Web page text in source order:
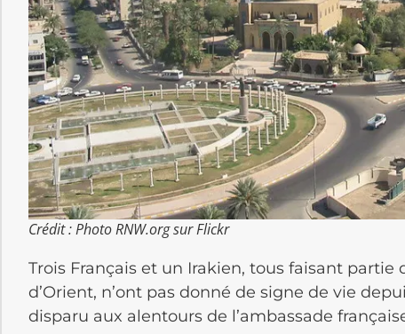
Crédit : Photo RNW.org sur Flickr
Trois Français et un Irakien, tous faisant partie
d’Orient, n’ont pas donné de signe de vie
disparu aux alentours de l’ambassade